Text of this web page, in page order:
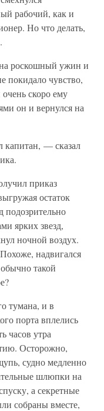
рабочий, как и
Но что делать,
роскошный ужин и
покидало чувство,
скоро ему
он и вернулся на
капитан, — сказал
приказ
остаток
подозрительно
ярких звезд,
ночной воздух.
надвигался
такой
тумана, и в
порта вплелись
часов утра
Осторожно,
судно медленно
шлюпки на
а секретные
собраны вместе,